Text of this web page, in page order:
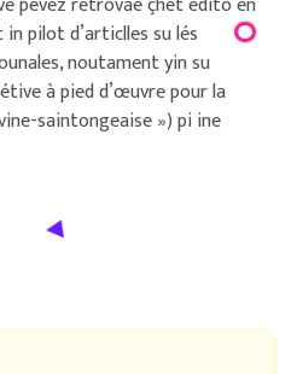
pilot d’articlles su lés
noutament yin su
à pied d’œuvre pour la
saintongeaise ») pi ine